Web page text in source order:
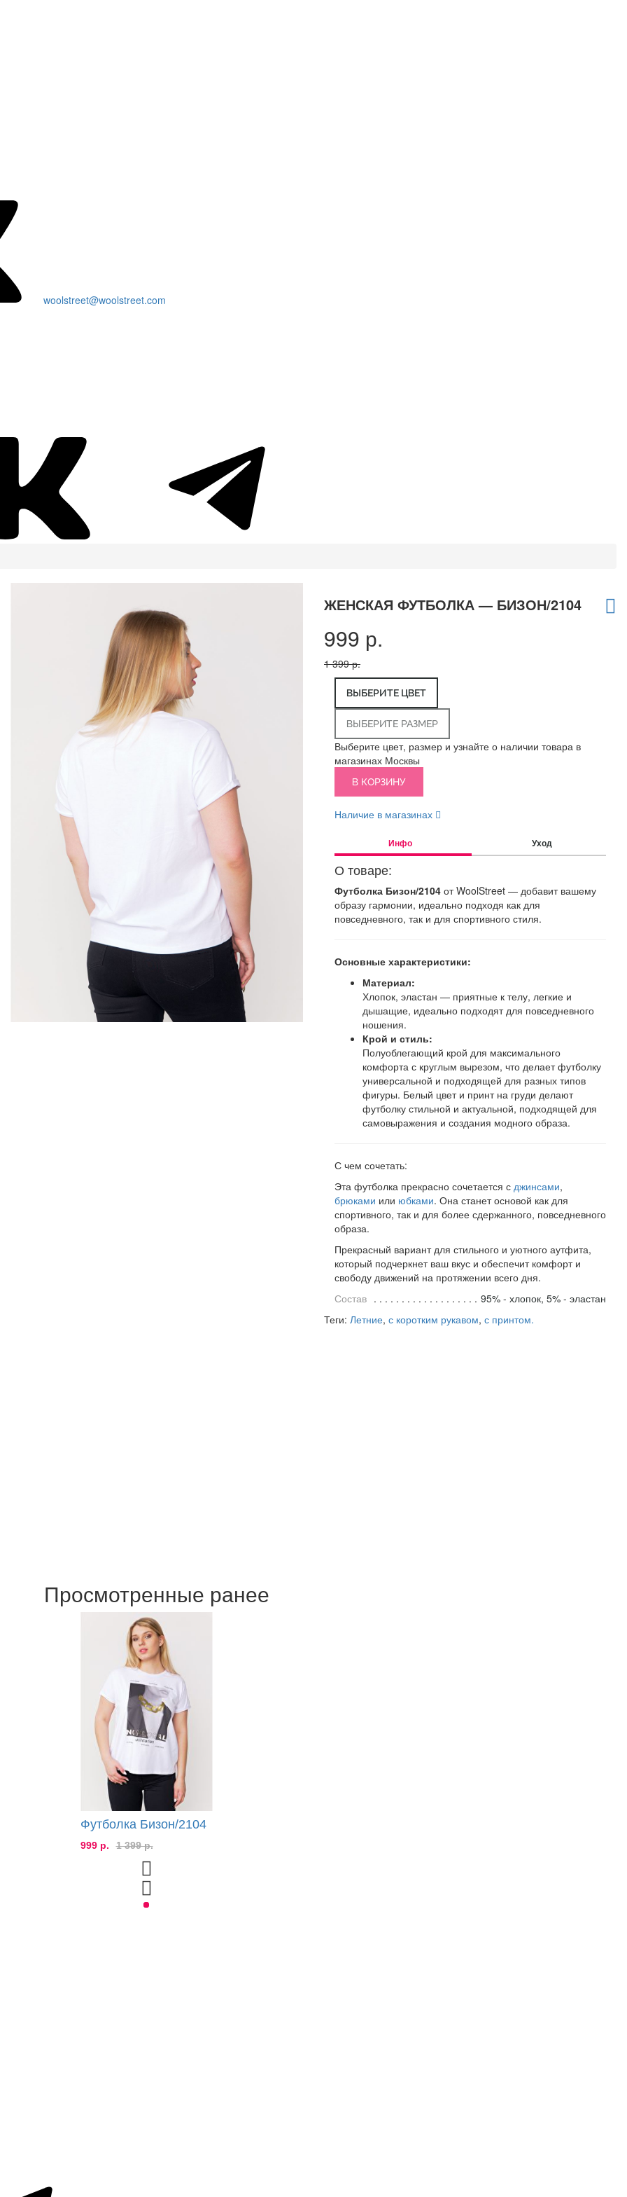
woolstreet@woolstreet.com
ЖЕНСКАЯ ФУТБОЛКА — БИЗОН/2104
999 р.
1 399 р.
ВЫБЕРИТЕ ЦВЕТ
ВЫБЕРИТЕ РАЗМЕР
Выберите цвет, размер и узнайте о наличии товара в
магазинах Москвы
В КОРЗИНУ
Наличие в магазинах
Инфо Уход
О товаре:
Футболка Бизон/2104 от WoolStreet — добавит вашему
образу гармонии, идеально подходя как для
повседневного, так и для спортивного стиля.
Основные характеристики:
Материал:
Хлопок, эластан — приятные к телу, легкие и
дышащие, идеально подходят для повседневного
ношения.
Крой и стиль:
Полуоблегающий крой для максимального
комфорта с круглым вырезом, что делает футболку
универсальной и подходящей для разных типов
фигуры. Белый цвет и принт на груди делают
футболку стильной и актуальной, подходящей для
самовыражения и создания модного образа.
С чем сочетать:
Эта футболка прекрасно сочетается с джинсами,
брюками или юбками. Она станет основой как для
спортивного, так и для более сдержанного, повседневного
образа.
Прекрасный вариант для стильного и уютного аутфита,
который подчеркнет ваш вкус и обеспечит комфорт и
свободу движений на протяжении всего дня.
Состав
95% - хлопок, 5% - эластан
Теги: Летние, с коротким рукавом, с принтом.
Просмотренные ранее
Футболка Бизон/2104
999 р. 1 399 р.